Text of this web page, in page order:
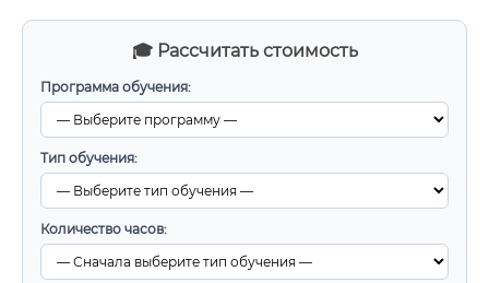
🎓 Рассчитать стоимость
Программа обучения:
Тип обучения:
Количество часов: